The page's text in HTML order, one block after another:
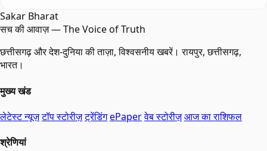
Sakar Bharat
सच की आवाज़ — The Voice of Truth
छत्तीसगढ़ और देश-दुनिया की ताज़ा, विश्वसनीय खबरें। रायपुर, छत्तीसगढ़,
भारत।
मुख्य खंड
लेटेस्ट न्यूज़टॉप स्टोरीज़ट्रेंडिंगePaperवेब स्टोरीज़आज का राशिफल
श्रेणियां